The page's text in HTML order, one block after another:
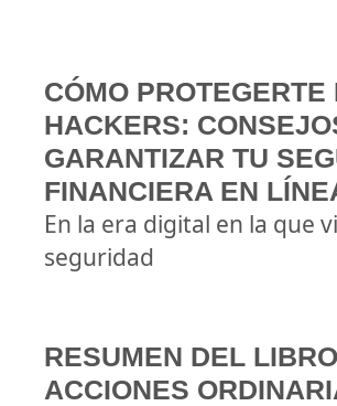
CÓMO PROTEGERTE
HACKERS:
GARANTIZAR TU
FINANCIERA EN
En la era digital en la que
seguridad
RESUMEN DEL LIBRO
ACCIONES